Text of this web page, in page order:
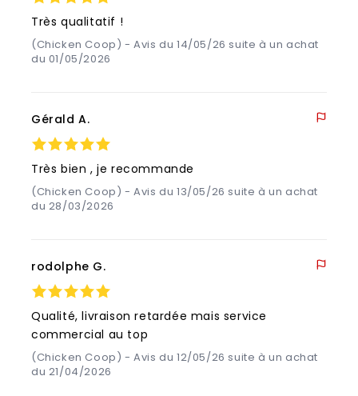
Très qualitatif !
(Chicken Coop) - Avis du 14/05/26 suite à un achat
du 01/05/2026
Gérald A.
Très bien , je recommande
(Chicken Coop) - Avis du 13/05/26 suite à un achat
du 28/03/2026
rodolphe G.
Qualité, livraison retardée mais service
commercial au top
(Chicken Coop) - Avis du 12/05/26 suite à un achat
du 21/04/2026